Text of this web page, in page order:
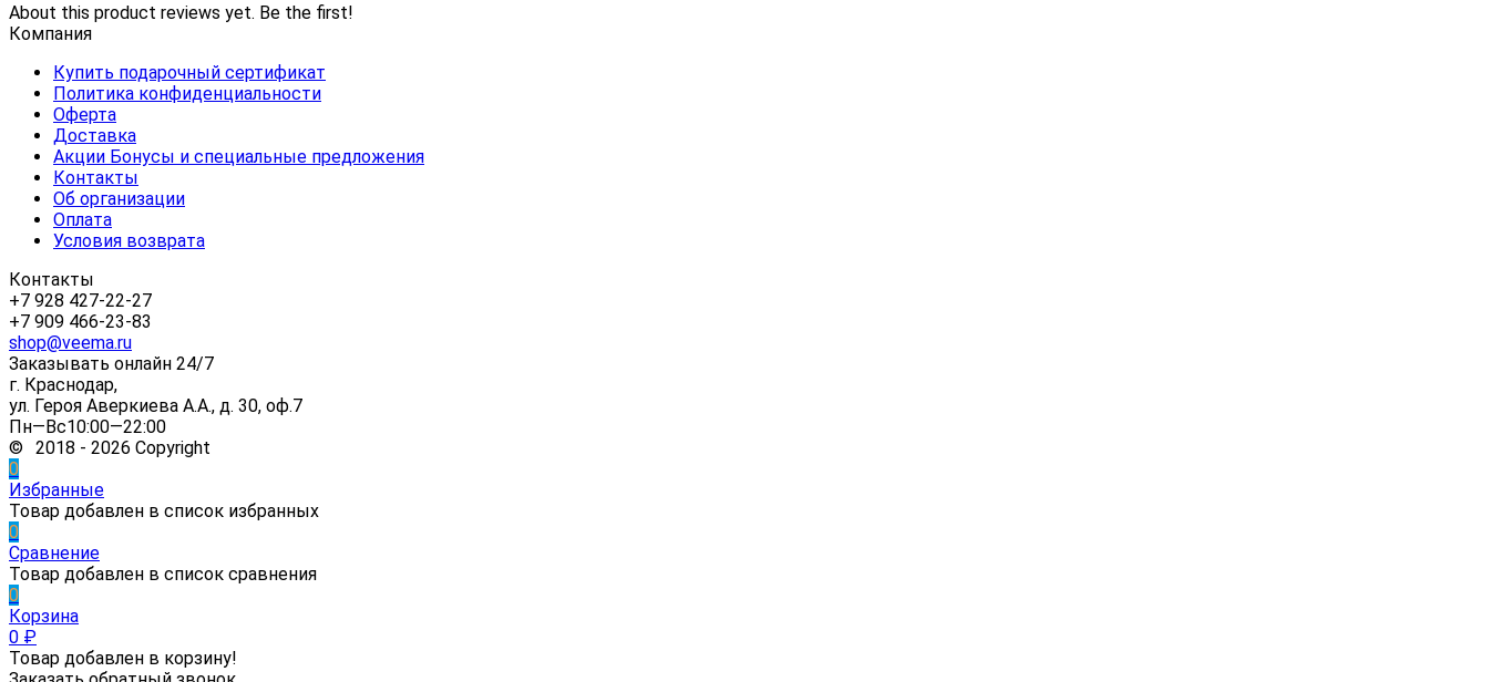
About this product reviews yet. Be the first!
Компания
Купить подарочный сертификат
Политика конфиденциальности
Оферта
Доставка
Акции Бонусы и специальные предложения
Контакты
Об организации
Оплата
Условия возврата
Контакты
+7 928 427-22-27
+7 909 466-23-83
shop@veema.ru
Заказывать онлайн 24/7
г. Краснодар,
ул. Героя Аверкиева А.А., д. 30, оф.7
Пн—Вс10:00—22:00
© 2018 - 2026 Copyright
0
Избранные
Товар добавлен в список избранных
0
Сравнение
Товар добавлен в список сравнения
0
Корзина
0 ₽
Товар добавлен в корзину!